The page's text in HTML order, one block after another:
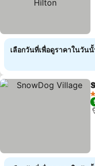
เลือกวันที่เพื่อดูราคาในวัน